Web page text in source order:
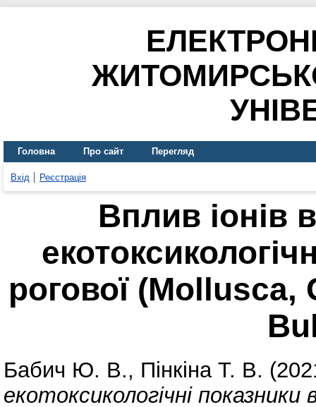
Головна Про сайт Перегляд
Вхід Реєстрація
Вплив іонів
рогової
Бабич Ю. В., Пінкіна Т. В.
екотоксикологічні